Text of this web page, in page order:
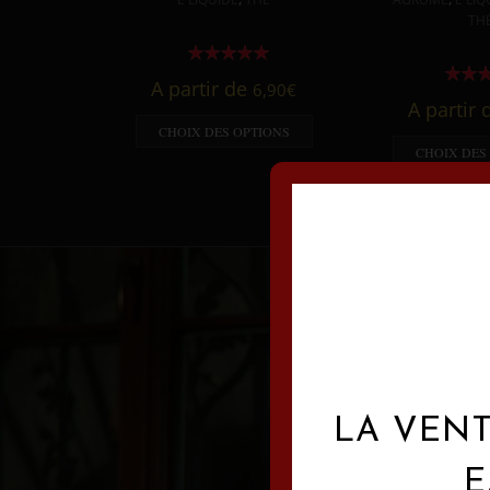
A partir de 6,90€
CHOIX DES OPTIONS
A partir
CHOIX DES
LA